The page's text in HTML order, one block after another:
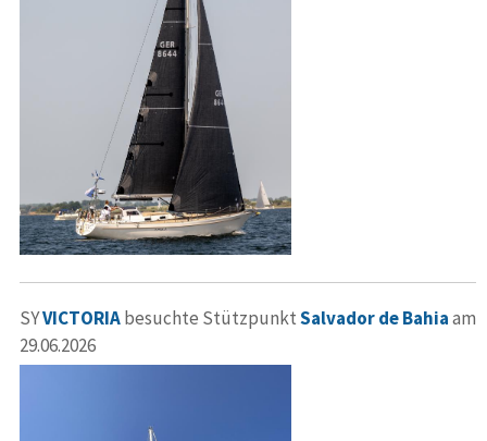
SYVICTORIAbesuchte StützpunktSalvador de Bahiaam
29.06.2026